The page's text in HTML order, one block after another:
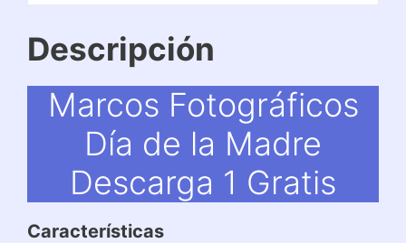
Descripción
Marcos Fotográficos
Día de la Madre
Descarga 1 Gratis
Características